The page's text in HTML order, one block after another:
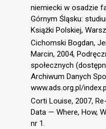
niemiecki w osadzie
Górnym Śląsku:
Książki Polskiej,
Cichomski Bogdan,
Marcin, 2004,
społecznych
Archiwum Danych
www.ads.org.pl/
Corti Louise, 2007,
Data — Where, How,
nr 1.